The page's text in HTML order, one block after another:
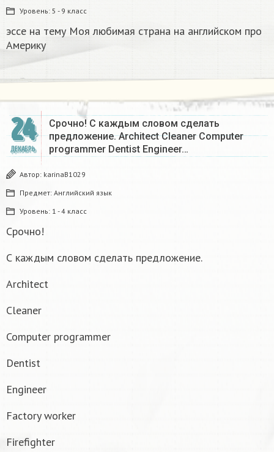
Уровень: 5 - 9 класс
эссе на тему Моя любимая страна на английском про
Америку​
24
ДЕКАБРЬ
Срочно! С каждым словом сделать
предложение. Architect Cleaner Computer
programmer Dentist Engineer…
Автор: karinaB1029
Предмет: Английский язык
Уровень: 1 - 4 класс
Срочно!
С каждым словом сделать предложение.
Architect
Cleaner
Computer programmer
Dentist
Engineer
Factory worker
Firefighter